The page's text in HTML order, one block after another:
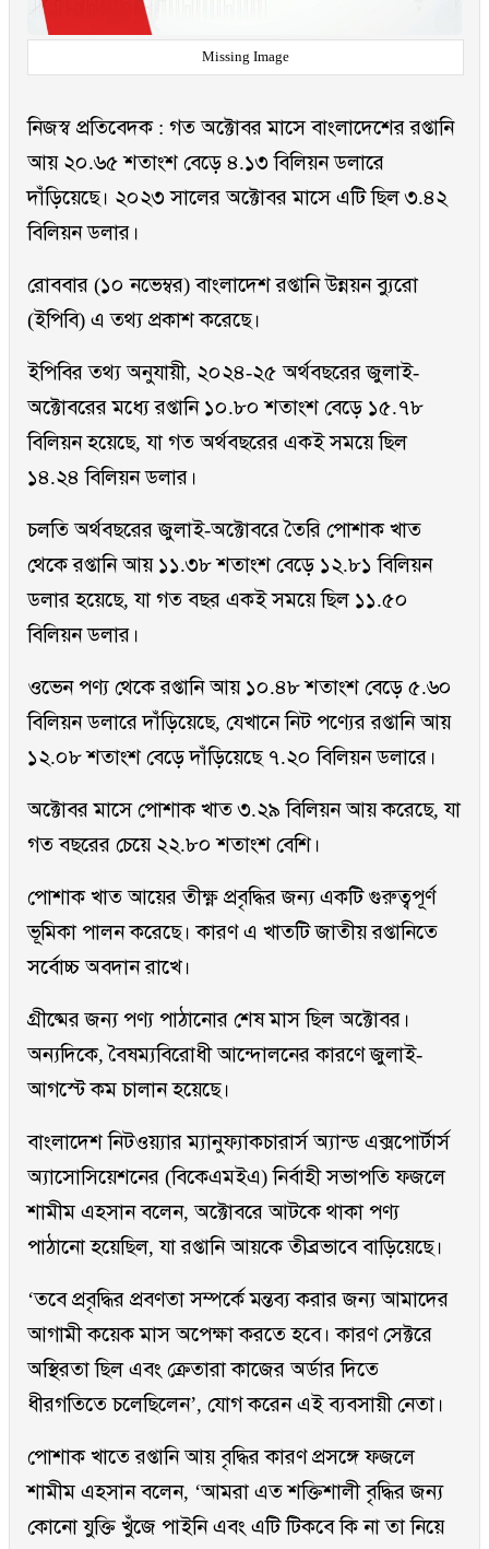
Missing Image
নিজস্ব প্রতিবেদক : গত অক্টোবর মাসে বাংলাদেশের রপ্তানি
আয় ২০.৬৫ শতাংশ বেড়ে ৪.১৩ বিলিয়ন ডলারে
দাঁড়িয়েছে। ২০২৩ সালের অক্টোবর মাসে এটি ছিল ৩.৪২
বিলিয়ন ডলার।
রোববার (১০ নভেম্বর) বাংলাদেশ রপ্তানি উন্নয়ন ব্যুরো
(ইপিবি) এ তথ্য প্রকাশ করেছে।
ইপিবির তথ্য অনুযায়ী, ২০২৪-২৫ অর্থবছরের জুলাই-
অক্টোবরের মধ্যে রপ্তানি ১০.৮০ শতাংশ বেড়ে ১৫.৭৮
বিলিয়ন হয়েছে, যা গত অর্থবছরের একই সময়ে ছিল
১৪.২৪ বিলিয়ন ডলার।
চলতি অর্থবছরের জুলাই-অক্টোবরে তৈরি পোশাক খাত
থেকে রপ্তানি আয় ১১.৩৮ শতাংশ বেড়ে ১২.৮১ বিলিয়ন
ডলার হয়েছে, যা গত বছর একই সময়ে ছিল ১১.৫০
বিলিয়ন ডলার।
ওভেন পণ্য থেকে রপ্তানি আয় ১০.৪৮ শতাংশ বেড়ে ৫.৬০
বিলিয়ন ডলারে দাঁড়িয়েছে, যেখানে নিট পণ্যের রপ্তানি আয়
১২.০৮ শতাংশ বেড়ে দাঁড়িয়েছে ৭.২০ বিলিয়ন ডলারে।
অক্টোবর মাসে পোশাক খাত ৩.২৯ বিলিয়ন আয় করেছে, যা
গত বছরের চেয়ে ২২.৮০ শতাংশ বেশি।
পোশাক খাত আয়ের তীক্ষ্ণ প্রবৃদ্ধির জন্য একটি গুরুত্বপূর্ণ
ভূমিকা পালন করেছে। কারণ এ খাতটি জাতীয় রপ্তানিতে
সর্বোচ্চ অবদান রাখে।
গ্রীষ্মের জন্য পণ্য পাঠানোর শেষ মাস ছিল অক্টোবর।
অন্যদিকে, বৈষম্যবিরোধী আন্দোলনের কারণে জুলাই-
আগস্টে কম চালান হয়েছে।
বাংলাদেশ নিটওয়্যার ম্যানুফ্যাকচারার্স অ্যান্ড এক্সপোর্টার্স
অ্যাসোসিয়েশনের (বিকেএমইএ) নির্বাহী সভাপতি ফজলে
শামীম এহসান বলেন, অক্টোবরে আটকে থাকা পণ্য
পাঠানো হয়েছিল, যা রপ্তানি আয়কে তীব্রভাবে বাড়িয়েছে।
‘তবে প্রবৃদ্ধির প্রবণতা সম্পর্কে মন্তব্য করার জন্য আমাদের
আগামী কয়েক মাস অপেক্ষা করতে হবে। কারণ সেক্টরে
অস্থিরতা ছিল এবং ক্রেতারা কাজের অর্ডার দিতে
ধীরগতিতে চলেছিলেন’, যোগ করেন এই ব্যবসায়ী নেতা।
পোশাক খাতে রপ্তানি আয় বৃদ্ধির কারণ প্রসঙ্গে ফজলে
শামীম এহসান বলেন, ‘আমরা এত শক্তিশালী বৃদ্ধির জন্য
কোনো যুক্তি খুঁজে পাইনি এবং এটি টিকবে কি না তা নিয়ে